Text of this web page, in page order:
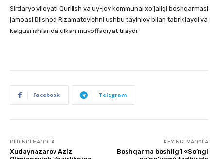
Sirdaryo viloyati Qurilish va uy-joy kommunal xo’jaligi boshqarmasi
jamoasi Dilshod Rizamatovichni ushbu tayinlov bilan tabriklaydi va
kelgusi ishlarida ulkan muvoffaqiyat tilaydi.
Facebook Telegram
OLDINGI MAQOLA
Xudaynazarov Aziz
KEYINGI MAQOLA
Boshqarma boshlig’i «So’ngi